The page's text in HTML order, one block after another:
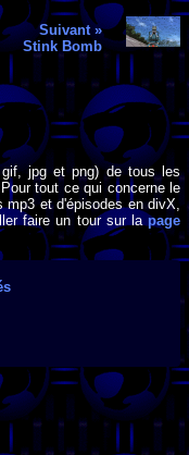
Suivant »
Stink Bomb
jpg et png) de tous les
tout ce qui concerne le
mp3 et d'épisodes en divX,
faire un tour sur la page